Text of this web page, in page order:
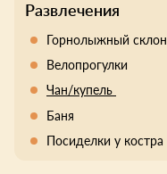
Развлечения
Горнолыжный склон
Велопрогулки
Чан/купель
Баня
Посиделки у костра